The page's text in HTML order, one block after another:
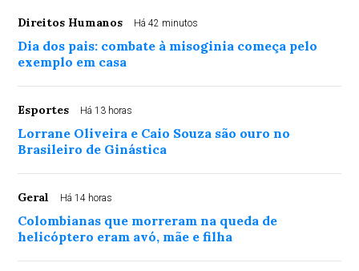
Direitos Humanos Há 42 minutos
Dia dos pais: combate à misoginia começa pelo
exemplo em casa
Esportes Há 13 horas
Lorrane Oliveira e Caio Souza são ouro no
Brasileiro de Ginástica
Geral Há 14 horas
Colombianas que morreram na queda de
helicóptero eram avó, mãe e filha